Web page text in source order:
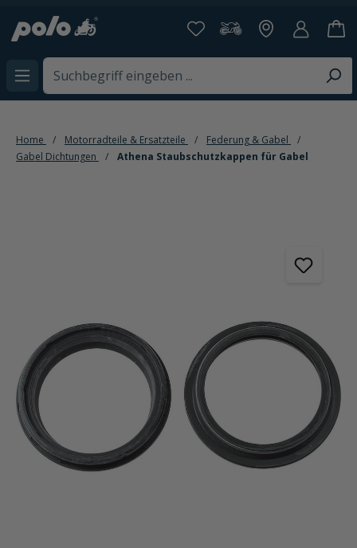
springen
Home Motorradteile & Ersatzteile
Federung & Gabel
Gabel Dichtungen
Athena Staubschutzkappen für Gabel